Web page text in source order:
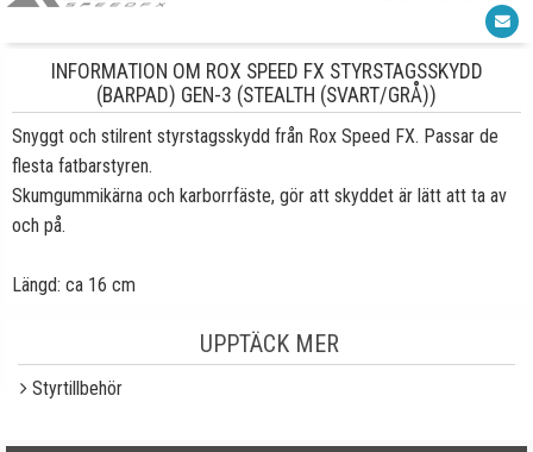
INFORMATION OM ROX SPEED FX STYRSTAGSSKYDD
(BARPAD) GEN-3 (STEALTH (SVART/GRÅ))
Snyggt och stilrent styrstagsskydd från Rox Speed FX. Passar de
flesta fatbarstyren.
Skumgummikärna och karborrfäste, gör att skyddet är lätt att ta av
och på.
Längd: ca 16 cm
UPPTÄCK MER
Styrtillbehör